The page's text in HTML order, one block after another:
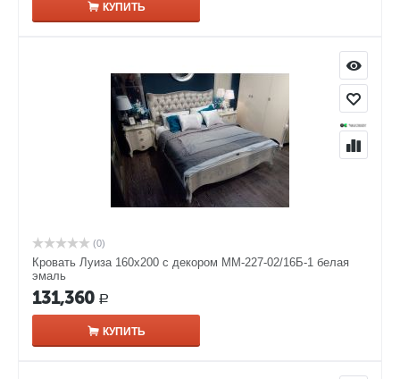
КУПИТЬ
(0)
Кровать Луиза 160х200 с декором ММ-227-02/16Б-1 белая
эмаль
131,360 Р
КУПИТЬ